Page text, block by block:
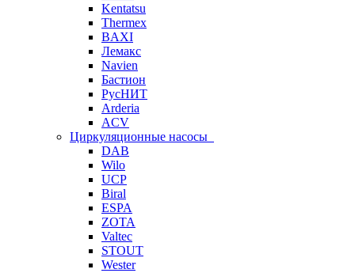
Kentatsu
Thermex
BAXI
Лемакс
Navien
Бастион
РусНИТ
Arderia
ACV
Циркуляционные насосы
DAB
Wilo
UCP
Biral
ESPA
ZOTA
Valtec
STOUT
Wester